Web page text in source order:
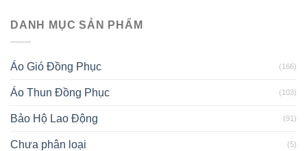
DANH MỤC SẢN PHẨM
Áo Gió Đồng Phục (166)
Áo Thun Đồng Phục (103)
Bảo Hộ Lao Động (91)
Chưa phân loại (5)